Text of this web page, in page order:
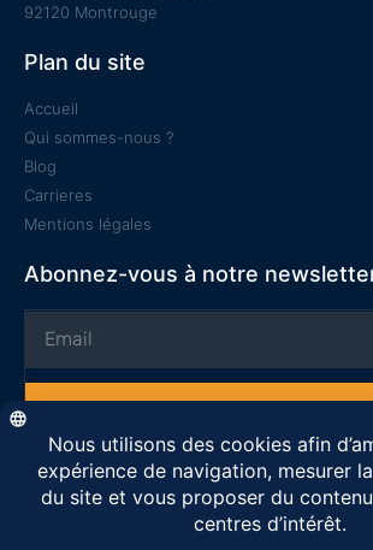
92120 Montrouge
Plan du site
Accueil
Qui sommes-nous ?
Blog
Carrieres
Mentions légales
Abonnez-vous à notre